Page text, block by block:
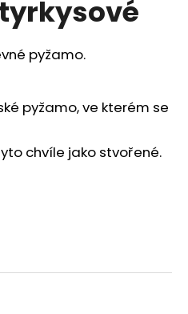
tyrkysové
pyžamo.
pyžamo, ve kterém se
chvíle jako stvořené.